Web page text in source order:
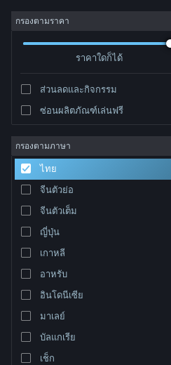
เข้าสู่ระบบ
ชุมชน
เกี่ยวกับ
ฝ่ายสนับสนุน
เปลี่ยนภาษา
รับแอป Steam แบบพกพา
ชมเว็บไซต์สำหรับเดสก์ท็อป
กรองตามราคา
ราคาใดก็ได้
ส่วนลดและกิจกรรม
ซ่อนผลิตภัณฑ์เล่นฟรี
กรองตามภาษา
ไทย
จีนตัวย่อ
จีนตัวเต็ม
ญี่ปุ่น
เกาหลี
อาหรับ
อินโดนีเซีย
มาเลย์
บัลแกเรีย
เช็ก
ผู้พัฒนา: Vlambeer
จัดเรียงตาม
0 ผลลัพธ์ตรงกับที่คุณค้นหา 6 ผลิตภัณฑ์ได้ถู
แต่งของคุณ